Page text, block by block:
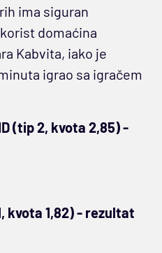
ima siguran
domaćina
Kabvita, iako je
igrao sa igračem
(tip 2, kvota 2,85) -
kvota 1,82) - rezultat